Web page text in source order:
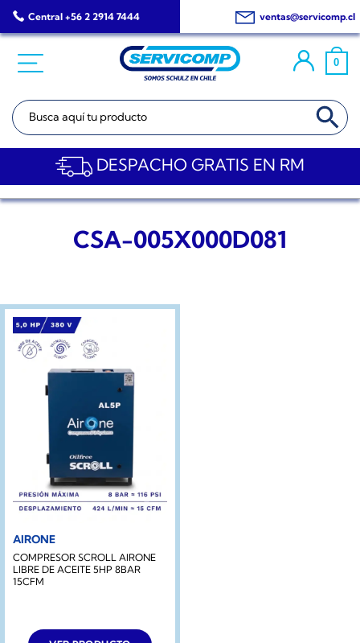
Saltar
al
Central +56 2 2914 7444 ventas@servicomp.cl
0
Buscar: BOTÓN DE
DESPACHO GRATIS EN RM
CSA-005X000D081
AIRONE
COMPRESOR SCROLL AIRONE
LIBRE DE ACEITE 5HP 8BAR
15CFM